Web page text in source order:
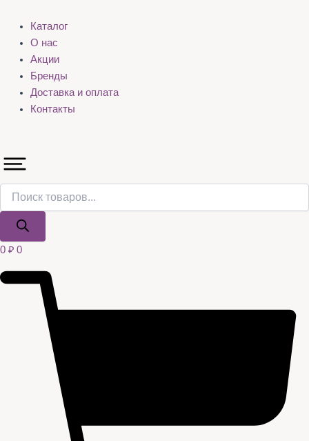
Каталог
О нас
Акции
Бренды
Доставка и оплата
Контакты
0 ₽ 0